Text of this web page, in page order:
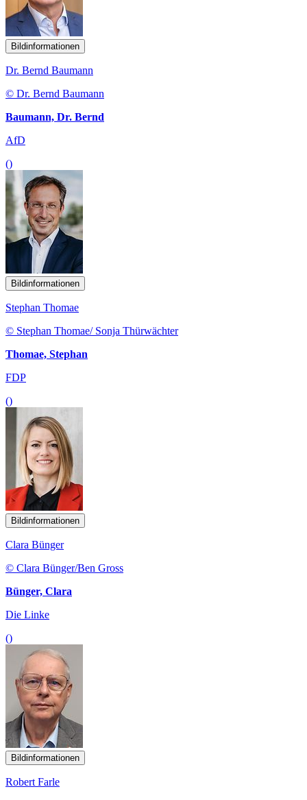
Bildinformationen
Dr. Bernd Baumann
© Dr. Bernd Baumann
Baumann, Dr. Bernd
AfD
()
Bildinformationen
Stephan Thomae
© Stephan Thomae/ Sonja Thürwächter
Thomae, Stephan
FDP
()
Bildinformationen
Clara Bünger
© Clara Bünger/Ben Gross
Bünger, Clara
Die Linke
()
Bildinformationen
Robert Farle